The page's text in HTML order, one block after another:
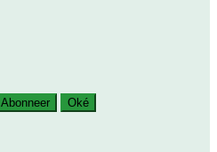
Abonneer Oké